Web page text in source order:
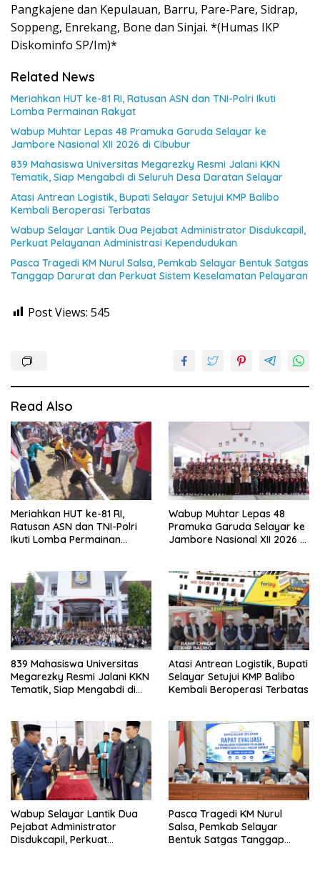
Pangkajene dan Kepulauan, Barru, Pare-Pare, Sidrap,
Soppeng, Enrekang, Bone dan Sinjai. *(Humas IKP
Diskominfo SP/Im)*
Related News
Meriahkan HUT ke-81 RI, Ratusan ASN dan TNI-Polri Ikuti
Lomba Permainan Rakyat
Wabup Muhtar Lepas 48 Pramuka Garuda Selayar ke
Jambore Nasional XII 2026 di Cibubur
839 Mahasiswa Universitas Megarezky Resmi Jalani KKN
Tematik, Siap Mengabdi di Seluruh Desa Daratan Selayar
Atasi Antrean Logistik, Bupati Selayar Setujui KMP Balibo
Kembali Beroperasi Terbatas
Wabup Selayar Lantik Dua Pejabat Administrator Disdukcapil,
Perkuat Pelayanan Administrasi Kependudukan
Pasca Tragedi KM Nurul Salsa, Pemkab Selayar Bentuk Satgas
Tanggap Darurat dan Perkuat Sistem Keselamatan Pelayaran
Post Views: 545
Read Also
Meriahkan HUT ke-81 RI,
Ratusan ASN dan TNI-Polri
Ikuti Lomba Permainan
Wabup Muhtar Lepas 48
Pramuka Garuda Selayar ke
Jambore Nasional XII 2026 di
839 Mahasiswa Universitas
Megarezky Resmi Jalani KKN
Tematik, Siap Mengabdi di
Atasi Antrean Logistik, Bupati
Selayar Setujui KMP Balibo
Kembali Beroperasi Terbatas
Wabup Selayar Lantik Dua
Pejabat Administrator
Disdukcapil, Perkuat
Pasca Tragedi KM Nurul
Salsa, Pemkab Selayar
Bentuk Satgas Tanggap